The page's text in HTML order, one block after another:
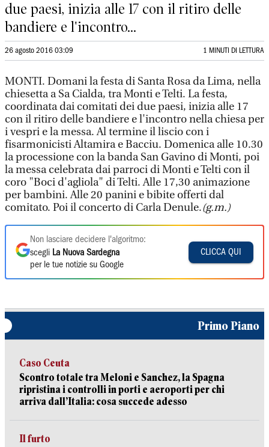
due paesi, inizia alle 17 con il ritiro delle
bandiere e l'incontro...
26 agosto 2016 03:09 1 MINUTI DI LETTURA
MONTI. Domani la festa di Santa Rosa da Lima, nella
chiesetta a Sa Cialda, tra Monti e Telti. La festa,
coordinata dai comitati dei due paesi, inizia alle 17
con il ritiro delle bandiere e l'incontro nella chiesa per
i vespri e la messa. Al termine il liscio con i
fisarmonicisti Altamira e Bacciu. Domenica alle 10.30
la processione con la banda San Gavino di Monti, poi
la messa celebrata dai parroci di Monti e Telti con il
coro "Boci d'agliola" di Telti. Alle 17,30 animazione
per bambini. Alle 20 panini e bibite offerti dal
comitato. Poi il concerto di Carla Denule.(g.m.)
Non lasciare decidere l'algoritmo:
scegli La Nuova Sardegna
per le tue notizie su Google
CLICCA QUI
Primo Piano
Caso Ceuta
Scontro totale tra Meloni e Sanchez, la Spagna
ripristina i controlli in porti e aeroporti per chi
arriva dall’Italia: cosa succede adesso
Il furto